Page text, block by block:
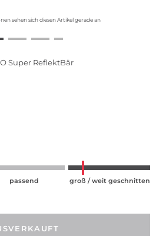
sehen sich diesen Artikel gerade an
Super ReflektBär
passend groß / weit geschnitten